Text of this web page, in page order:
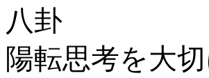
八卦
陽転思考を大